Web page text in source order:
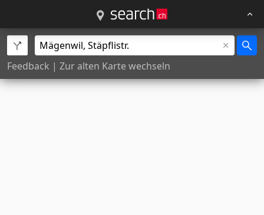
Feedback | Zur alten Karte wechseln